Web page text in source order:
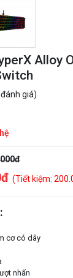
Alloy
giá)
(Tiết kiệm:
cơ có dây
nhấn